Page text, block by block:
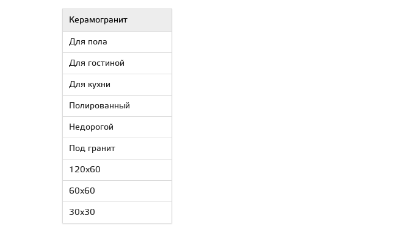
Керамогранит
Для пола
Для гостиной
Для кухни
Полированный
Недорогой
Под гранит
120x60
60x60
30x30